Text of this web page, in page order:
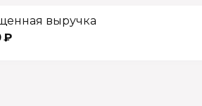
выручка
₽